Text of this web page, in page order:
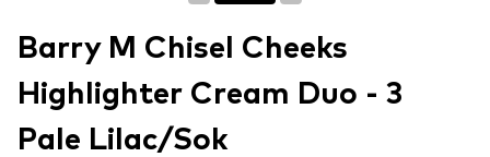
Barry M Chisel Cheeks
Highlighter Cream Duo - 3
Pale Lilac/Sok